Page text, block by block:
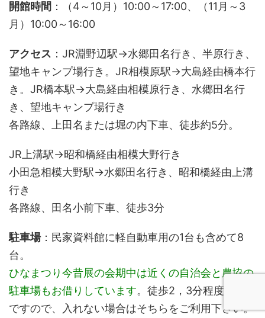
開館時間 ：（4～10月）10:00～17:00、（11月～3
月）10:00～16:00
アクセス ：JR淵野辺駅→水郷田名行き、半原行き、
望地キャンプ場行き。JR相模原駅→大島経由橋本行
き。JR橋本駅→大島経由相模原行き、水郷田名行
き、望地キャンプ場行き
各路線、上田名または堀の内下車、徒歩約5分。
JR上溝駅→昭和橋経由相模大野行き
小田急相模大野駅→水郷田名行き、昭和橋経由上溝
行き
各路線、田名小前下車、徒歩3分
駐車場：民家資料館に軽自動車用の1台も含めて8
台。
ひなまつり今昔展の会期中は近くの自治会と農協の
駐車場もお借りしています。徒歩2，3分程度の距離
ですので、入れない場合はそちらをご利用下さい。